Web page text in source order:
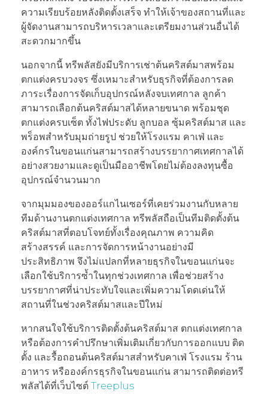
ความเรียบร้อยหลังติดตั้งเสร็จ ทำให้เจ้าของสถานที่และ
ผู้จัดงานสามารถบริหารเวลาและเตรียมงานส่วนอื่นได้
สะดวกมากขึ้น
นอกจากนี้ ทรีพลัสยังมีบริการเช่าต้นคริสต์มาสพร้อม
ตกแต่งครบวงจร ซึ่งเหมาะสำหรับธุรกิจที่ต้องการลด
ภาระเรื่องการจัดเก็บอุปกรณ์หลังจบเทศกาล ลูกค้า
สามารถเลือกต้นคริสต์มาสได้หลายขนาด พร้อมชุด
ตกแต่งครบเซ็ต ทั้งไฟประดับ ลูกบอล ซุ้มคริสต์มาส และ
พร็อพสำหรับมุมถ่ายรูป ช่วยให้โรงแรม คาเฟ่ และ
องค์กรในขอนแก่นสามารถสร้างบรรยากาศเทศกาลได้
อย่างสวยงามและดูเป็นมืออาชีพโดยไม่ต้องลงทุนซื้อ
อุปกรณ์จำนวนมาก
จากมุมมองของออร์แกไนเซอร์ที่เคยร่วมงานกับหลาย
ทีมด้านงานตกแต่งเทศกาล ทรีพลัสถือเป็นทีมติดตั้งต้น
คริสต์มาสที่ตอบโจทย์ทั้งเรื่องคุณภาพ ความคิด
สร้างสรรค์ และการจัดการหน้างานอย่างมี
ประสิทธิภาพ จึงไม่แปลกที่หลายธุรกิจในขอนแก่นจะ
เลือกใช้บริการซ้ำในทุกช่วงเทศกาล เพื่อช่วยสร้าง
บรรยากาศที่น่าประทับใจและเพิ่มความโดดเด่นให้
สถานที่ในช่วงคริสต์มาสและปีใหม่
หากสนใจใช้บริการติดตั้งต้นคริสต์มาส ตกแต่งเทศกาล
หรือต้องการคำปรึกษาเพิ่มเติมเกี่ยวกับการออกแบบ ติด
ตั้ง และรื้อถอนต้นคริสต์มาสสำหรับคาเฟ่ โรงแรม ร้าน
อาหาร หรือองค์กรธุรกิจในขอนแก่น สามารถติดต่อทรี
พลัสได้ที่เว็บไซต์ Treeplus